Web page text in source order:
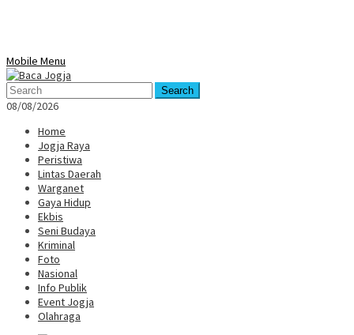
Mobile Menu
Search
08/08/2026
Home
Jogja Raya
Peristiwa
Lintas Daerah
Warganet
Gaya Hidup
Ekbis
Seni Budaya
Kriminal
Foto
Nasional
Info Publik
Event Jogja
Olahraga